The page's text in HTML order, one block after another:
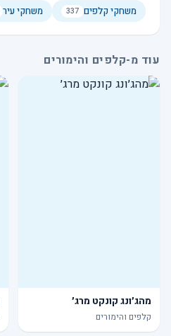
משחקי קלפים 337 משחקי עיר
עוד מ-קלפים והימורים
מהג׳ונג קונקט מרג׳
קלפים והימורים